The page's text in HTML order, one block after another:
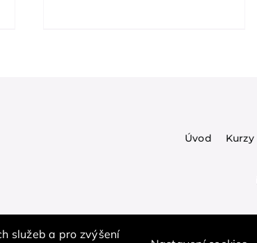
Úvod Kurzy
služeb a pro zvýšení